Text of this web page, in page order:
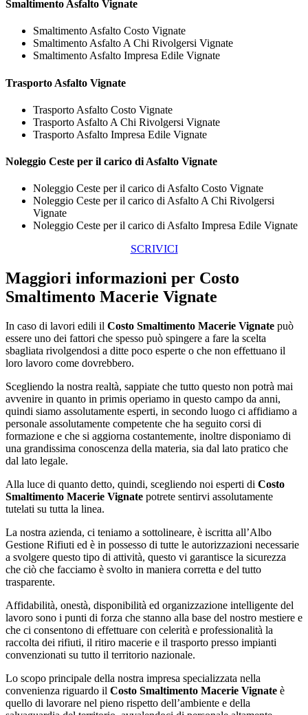
Smaltimento Asfalto Vignate
Smaltimento Asfalto Costo Vignate
Smaltimento Asfalto A Chi Rivolgersi Vignate
Smaltimento Asfalto Impresa Edile Vignate
Trasporto Asfalto Vignate
Trasporto Asfalto Costo Vignate
Trasporto Asfalto A Chi Rivolgersi Vignate
Trasporto Asfalto Impresa Edile Vignate
Noleggio Ceste per il carico di Asfalto Vignate
Noleggio Ceste per il carico di Asfalto Costo Vignate
Noleggio Ceste per il carico di Asfalto A Chi Rivolgersi
Vignate
Noleggio Ceste per il carico di Asfalto Impresa Edile Vignate
SCRIVICI
Maggiori informazioni per Costo
Smaltimento Macerie Vignate
In caso di lavori edili il Costo Smaltimento Macerie Vignate può
essere uno dei fattori che spesso può spingere a fare la scelta
sbagliata rivolgendosi a ditte poco esperte o che non effettuano il
loro lavoro come dovrebbero.
Scegliendo la nostra realtà, sappiate che tutto questo non potrà mai
avvenire in quanto in primis operiamo in questo campo da anni,
quindi siamo assolutamente esperti, in secondo luogo ci affidiamo a
personale assolutamente competente che ha seguito corsi di
formazione e che si aggiorna costantemente, inoltre disponiamo di
una grandissima conoscenza della materia, sia dal lato pratico che
dal lato legale.
Alla luce di quanto detto, quindi, scegliendo noi esperti di Costo
Smaltimento Macerie Vignate potrete sentirvi assolutamente
tutelati su tutta la linea.
La nostra azienda, ci teniamo a sottolineare, è iscritta all’Albo
Gestione Rifiuti ed è in possesso di tutte le autorizzazioni necessarie
a svolgere questo tipo di attività, questo vi garantisce la sicurezza
che ciò che facciamo è svolto in maniera corretta e del tutto
trasparente.
Affidabilità, onestà, disponibilità ed organizzazione intelligente del
lavoro sono i punti di forza che stanno alla base del nostro mestiere e
che ci consentono di effettuare con celerità e professionalità la
raccolta dei rifiuti, il ritiro macerie e il trasporto presso impianti
convenzionati su tutto il territorio nazionale.
Lo scopo principale della nostra impresa specializzata nella
convenienza riguardo il Costo Smaltimento Macerie Vignate è
quello di lavorare nel pieno rispetto dell’ambiente e della